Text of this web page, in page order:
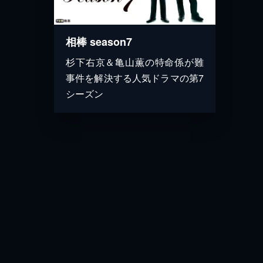
相棒 season7
杉下右京＆亀山薫の特命係が難
事件を解決する人気ドラマの第7
シーズン